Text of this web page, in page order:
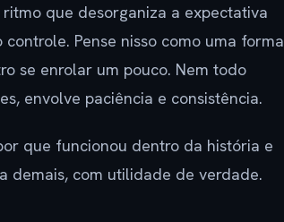
que desorganiza a expectativa
Pense nisso como uma forma
se enrolar um pouco. Nem todo
envolve paciência e consistência.
que funcionou dentro da história e
demais, com utilidade de verdade.